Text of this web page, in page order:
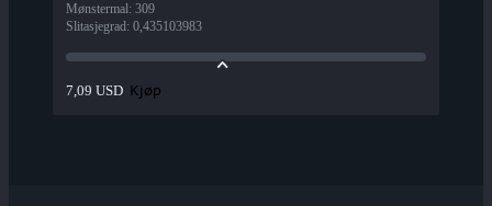
Mønstermal: 309
Slitasjegrad: 0,435103983
7,09 USD Kjøp